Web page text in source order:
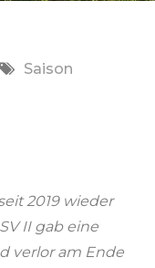
Saison
2019 wieder
II gab eine
verlor am Ende